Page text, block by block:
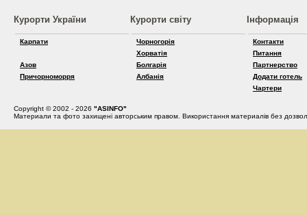
Курорти України
Карпати
Азов
Причорноморря
Курорти світу
Чорногорія
Хорватія
Болгарія
Албанія
Інформація
Контакти
Питання
Партнерство
Додати готель
Чартери
Copyright © 2002 - 2026 "ASINFO"
Материали та фото захищені авторським правом. Використання материалів без